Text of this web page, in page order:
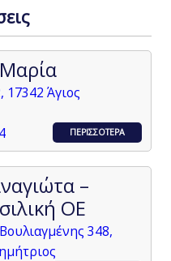
17342 Άγιος
ΠΕΡΙΣΣΟΤΕΡΑ
–
ΟΕ
348,